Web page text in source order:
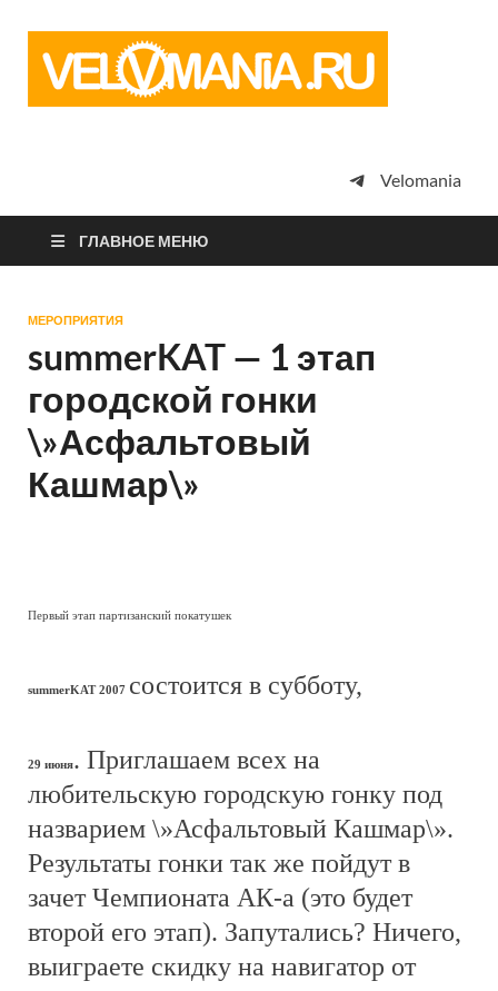
просто
Velomania
ГЛАВНОЕ МЕНЮ
МЕРОПРИЯТИЯ
summerKAT — 1 этап
городской гонки
\»Асфальтовый
Кашмар\»
Первый этап партизанский покатушек
summerKAT 2007 состоится в субботу,
29 июня. Приглашаем всех на
любительскую городскую гонку под
назварием \»Асфальтовый Кашмар\».
Результаты гонки так же пойдут в
зачет Чемпионата АК-а (это будет
второй его этап). Запутались? Ничего,
выиграете скидку на навигатор от